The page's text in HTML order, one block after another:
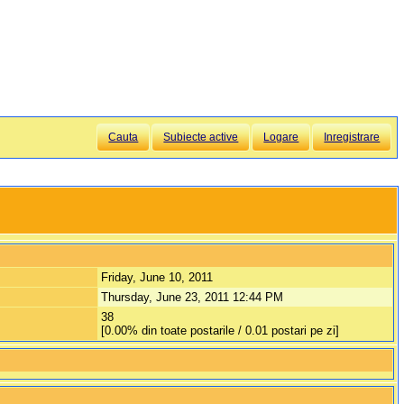
Cauta Subiecte active Logare Inregistrare
Friday, June 10, 2011
Thursday, June 23, 2011 12:44 PM
38
[0.00% din toate postarile / 0.01 postari pe zi]